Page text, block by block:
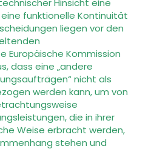
Hinsicht eine
funktionelle Kontinuität
liegen vor den
Europäische Kommission
dass eine „andere
nicht als
werden kann, um von
die in ihrer
Weise erbracht werden,
stehen und